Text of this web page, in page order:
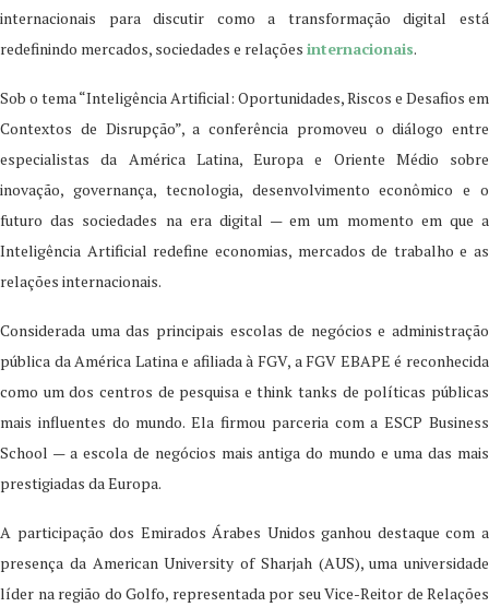
internacionais para discutir como a transformação digital está
redefinindo mercados, sociedades e relações internacionais.
Sob o tema “Inteligência Artificial: Oportunidades, Riscos e Desafios em
Contextos de Disrupção”, a conferência promoveu o diálogo entre
especialistas da América Latina, Europa e Oriente Médio sobre
inovação, governança, tecnologia, desenvolvimento econômico e o
futuro das sociedades na era digital — em um momento em que a
Inteligência Artificial redefine economias, mercados de trabalho e as
relações internacionais.
Considerada uma das principais escolas de negócios e administração
pública da América Latina e afiliada à FGV, a FGV EBAPE é reconhecida
como um dos centros de pesquisa e think tanks de políticas públicas
mais influentes do mundo. Ela firmou parceria com a ESCP Business
School — a escola de negócios mais antiga do mundo e uma das mais
prestigiadas da Europa.
A participação dos Emirados Árabes Unidos ganhou destaque com a
presença da American University of Sharjah (AUS), uma universidade
líder na região do Golfo, representada por seu Vice-Reitor de Relações